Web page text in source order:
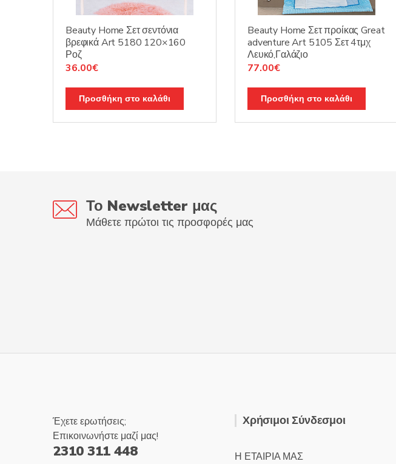
Beauty Home Σετ σεντόνια
βρεφικά Art 5180 120×160
Ροζ
Original
was:
45.00€.
36.00€Η
τιμή
είναι:
36.00€.
Προσθήκη στο καλάθι
Beauty Home Σετ προίκας Great
adventure Art 5105 Σετ 4τμχ
Λευκό,Γαλάζιο
Original
was:
110.00€.
77.00€Η
τιμή
είναι:
77.00€.
Προσθήκη στο καλάθι
Το Newsletter μας
Μάθετε πρώτοι τις προσφορές μας
Έχετε ερωτήσεις;
Επικοινωνήστε μαζί μας!
2310 311 448
Χρήσιμοι Σύνδεσμοι
Η ΕΤΑΙΡΙΑ ΜΑΣ